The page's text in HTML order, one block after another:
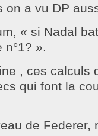
on a vu DP
« si Nadal
n°1? ».
, ces calculs
qui font la
de Federer,